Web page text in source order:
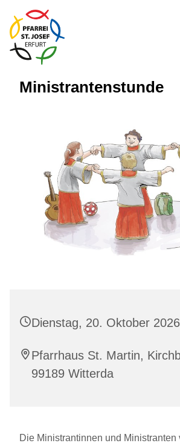
Ministrantenstunde
Dienstag, 20. Oktober
Pfarrhaus St. Martin,
99189 Witterda
Die Ministrantinnen und Ministranten